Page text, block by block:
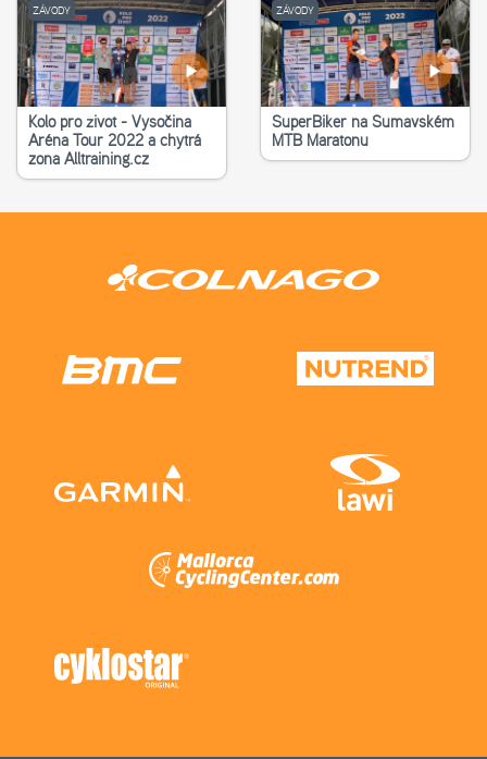
ZÁVODY
Kolo pro život - Vysočina
Aréna Tour 2022 a chytrá
zona Alltraining.cz
ZÁVODY
SuperBiker na Šumavském
MTB Maratonu